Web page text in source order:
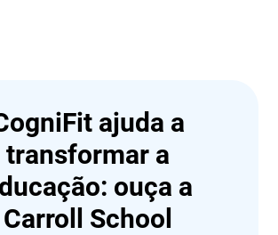
ajuda a
transformar a
ouça a
Carroll School